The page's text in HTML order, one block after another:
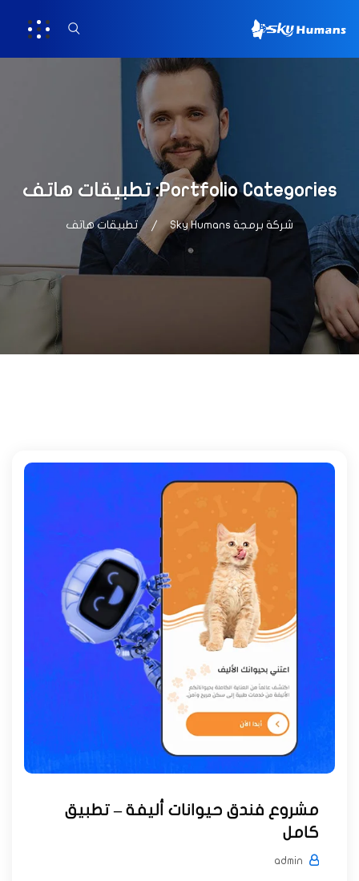
Portfolio Categories: تطبيقات هاتف
شركة برمجة Sky Humans تطبيقات هاتف
مشروع فندق حيوانات أليفة – تطبيق
كامل